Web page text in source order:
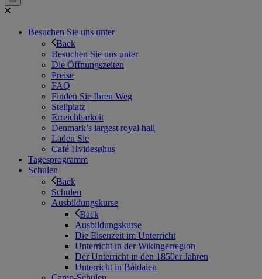
Besuchen Sie uns unter
Back
Besuchen Sie uns unter
Die Öffnungszeiten
Preise
FAQ
Finden Sie Ihren Weg
Stellplatz
Erreichbarkeit
Denmark’s largest royal hall
Laden Sie
Café Hvidesøhus
Tagesprogramm
Schulen
Back
Schulen
Ausbildungskurse
Back
Ausbildungskurse
Die Eisenzeit im Unterricht
Unterricht in der Wikingerregion
Der Unterricht in den 1850er Jahren
Unterricht in Båldalen